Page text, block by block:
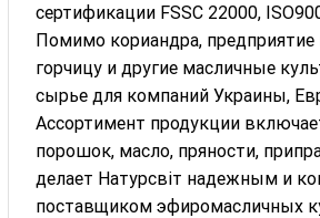
сертификации FSSC 22000,
Помимо кориандра,
горчицу и другие масличные
сырье для компаний Украины,
Ассортимент продукции
порошок, масло, пряности,
делает Натурсвіт надежным и
поставщиком эфиромасличных